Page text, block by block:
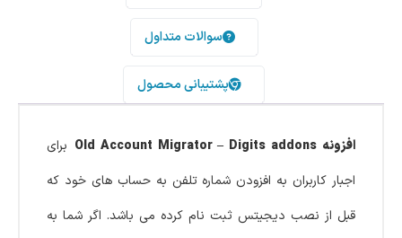
سوالات متداول
پشتیبانی محصول
افزونه Old Account Migrator – Digits addons
برای
اجبار کاربران به افزودن شماره تلفن به حساب های خود که
قبل از نصب دیجیتس ثبت نام کرده می باشد. اگر شما به